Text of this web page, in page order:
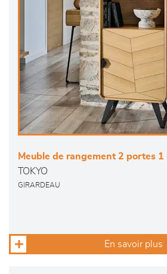
Meuble de rangement 2 portes 1
TOKYO
GIRARDEAU
En savoir plus